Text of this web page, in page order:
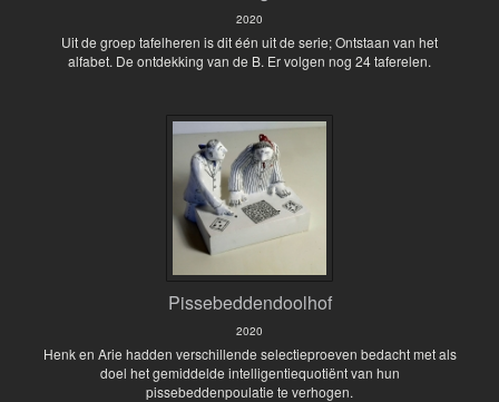
2020
Uit de groep tafelheren is dit één uit de serie; Ontstaan van het
alfabet. De ontdekking van de B. Er volgen nog 24 taferelen.
Pissebeddendoolhof
2020
Henk en Arie hadden verschillende selectieproeven bedacht met als
doel het gemiddelde intelligentiequotiënt van hun
pissebeddenpoulatie te verhogen.